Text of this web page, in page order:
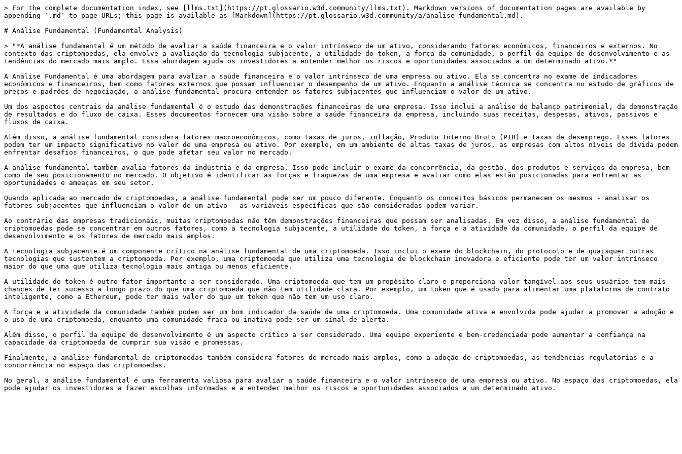
> For the complete documentation index, see [llms.txt](https://pt.glossario.w3d.community/llms.txt). Markdown versions of documentation pages are available by
appending `.md` to page URLs; this page is available as [Markdown](https://pt.glossario.w3d.community/a/analise-fundamental.md).
# Análise Fundamental (Fundamental Analysis)
> "*A análise fundamental é um método de avaliar a saúde financeira e o valor intrínseco de um ativo, considerando fatores econômicos, financeiros e externos. No
contexto das criptomoedas, ela envolve a avaliação da tecnologia subjacente, a utilidade do token, a força da comunidade, o perfil da equipe de desenvolvimento e as
tendências do mercado mais amplo. Essa abordagem ajuda os investidores a entender melhor os riscos e oportunidades associados a um determinado ativo.*"
A Análise Fundamental é uma abordagem para avaliar a saúde financeira e o valor intrínseco de uma empresa ou ativo. Ela se concentra no exame de indicadores
econômicos e financeiros, bem como fatores externos que possam influenciar o desempenho de um ativo. Enquanto a análise técnica se concentra no estudo de gráficos de
preços e padrões de negociação, a análise fundamental procura entender os fatores subjacentes que influenciam o valor de um ativo.
Um dos aspectos centrais da análise fundamental é o estudo das demonstrações financeiras de uma empresa. Isso inclui a análise do balanço patrimonial, da demonstração
de resultados e do fluxo de caixa. Esses documentos fornecem uma visão sobre a saúde financeira da empresa, incluindo suas receitas, despesas, ativos, passivos e
fluxos de caixa.
Além disso, a análise fundamental considera fatores macroeconômicos, como taxas de juros, inflação, Produto Interno Bruto (PIB) e taxas de desemprego. Esses fatores
podem ter um impacto significativo no valor de uma empresa ou ativo. Por exemplo, em um ambiente de altas taxas de juros, as empresas com altos níveis de dívida podem
enfrentar desafios financeiros, o que pode afetar seu valor no mercado.
A análise fundamental também avalia fatores da indústria e da empresa. Isso pode incluir o exame da concorrência, da gestão, dos produtos e serviços da empresa, bem
como de seu posicionamento no mercado. O objetivo é identificar as forças e fraquezas de uma empresa e avaliar como elas estão posicionadas para enfrentar as
oportunidades e ameaças em seu setor.
Quando aplicada ao mercado de criptomoedas, a análise fundamental pode ser um pouco diferente. Enquanto os conceitos básicos permanecem os mesmos - analisar os
fatores subjacentes que influenciam o valor de um ativo - as variáveis específicas que são consideradas podem variar.
Ao contrário das empresas tradicionais, muitas criptomoedas não têm demonstrações financeiras que possam ser analisadas. Em vez disso, a análise fundamental de
criptomoedas pode se concentrar em outros fatores, como a tecnologia subjacente, a utilidade do token, a força e a atividade da comunidade, o perfil da equipe de
desenvolvimento e os fatores de mercado mais amplos.
A tecnologia subjacente é um componente crítico na análise fundamental de uma criptomoeda. Isso inclui o exame do blockchain, do protocolo e de quaisquer outras
tecnologias que sustentem a criptomoeda. Por exemplo, uma criptomoeda que utiliza uma tecnologia de blockchain inovadora e eficiente pode ter um valor intrínseco
maior do que uma que utiliza tecnologia mais antiga ou menos eficiente.
A utilidade do token é outro fator importante a ser considerado. Uma criptomoeda que tem um propósito claro e proporciona valor tangível aos seus usuários tem mais
chances de ter sucesso a longo prazo do que uma criptomoeda que não tem utilidade clara. Por exemplo, um token que é usado para alimentar uma plataforma de contrato
inteligente, como a Ethereum, pode ter mais valor do que um token que não tem um uso claro.
A força e a atividade da comunidade também podem ser um bom indicador da saúde de uma criptomoeda. Uma comunidade ativa e envolvida pode ajudar a promover a adoção e
o uso de uma criptomoeda, enquanto uma comunidade fraca ou inativa pode ser um sinal de alerta.
Além disso, o perfil da equipe de desenvolvimento é um aspecto crítico a ser considerado. Uma equipe experiente e bem-credenciada pode aumentar a confiança na
capacidade da criptomoeda de cumprir sua visão e promessas.
Finalmente, a análise fundamental de criptomoedas também considera fatores de mercado mais amplos, como a adoção de criptomoedas, as tendências regulatórias e a
concorrência no espaço das criptomoedas.
No geral, a análise fundamental é uma ferramenta valiosa para avaliar a saúde financeira e o valor intrínseco de uma empresa ou ativo. No espaço das criptomoedas, ela